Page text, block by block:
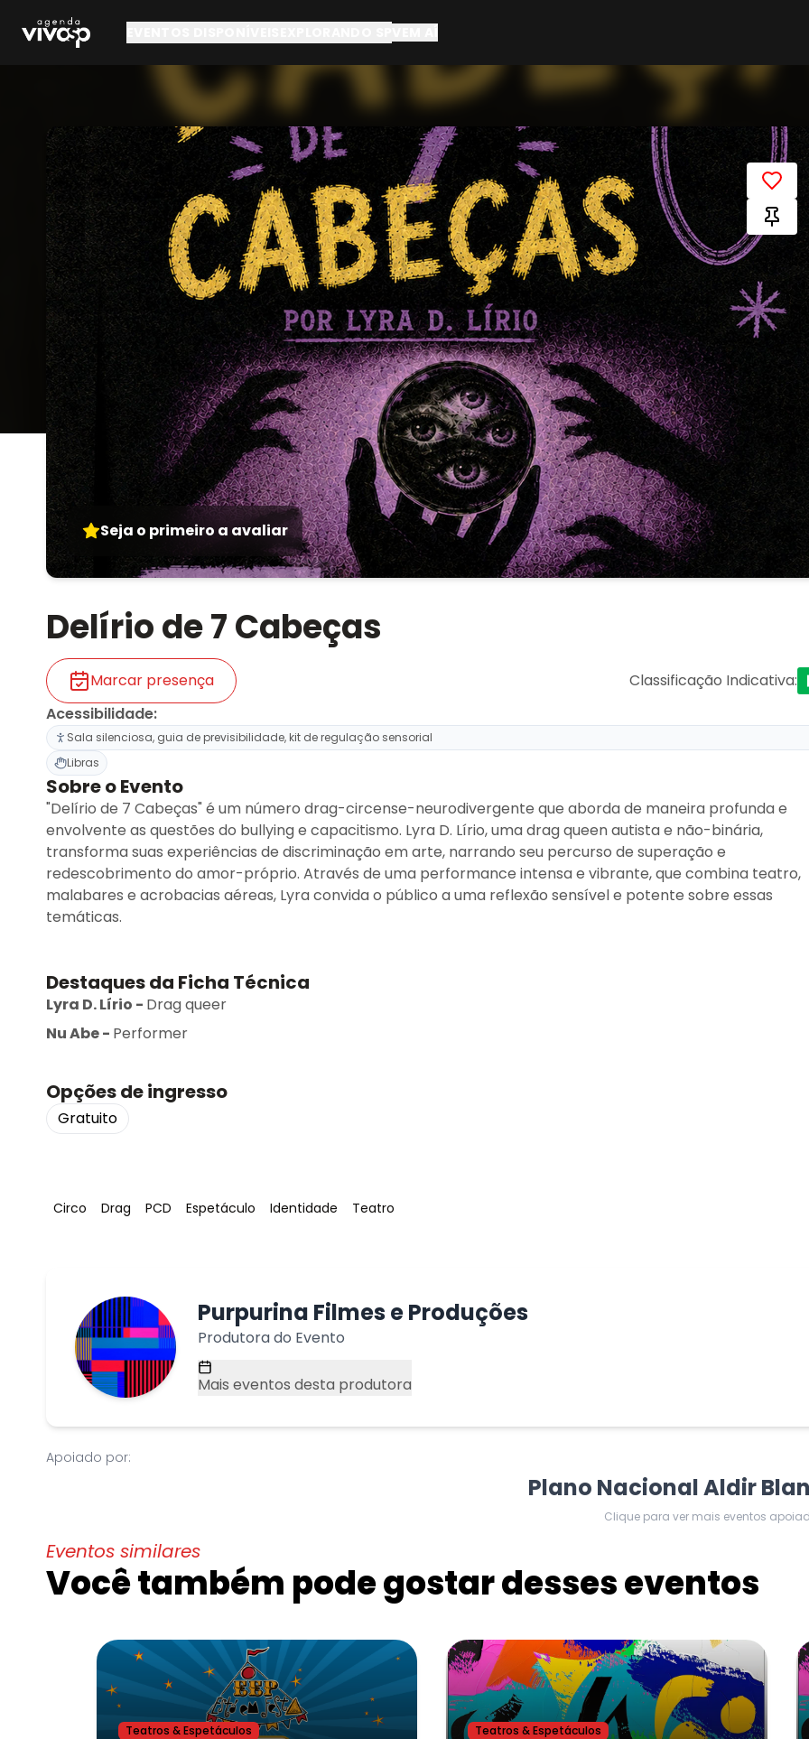
Seja o primeiro a avaliar
Delírio de 7 Cabeças
Marcar presença Classificação Indicativa:
Acessibilidade:
Sala silenciosa, guia de previsibilidade, kit de regulação sensorial
Libras
Sobre o Evento
"Delírio de 7 Cabeças" é um número drag-circense-neurodivergente que aborda de maneira profunda e
envolvente as questões do bullying e capacitismo. Lyra D. Lírio, uma drag queen autista e não-binária,
transforma suas experiências de discriminação em arte, narrando seu percurso de superação e
redescobrimento do amor-próprio. Através de uma performance intensa e vibrante, que combina teatro,
malabares e acrobacias aéreas, Lyra convida o público a uma reflexão sensível e potente sobre essas
temáticas.
Destaques da Ficha Técnica
Lyra D. Lírio - Drag queer
Nu Abe- Performer
Opções de ingresso
Gratuito
Tag:
Circo Tag:
Drag Tag:
PCD Tag:
Espetáculo Tag:
Identidade Tag:
Teatro
Purpurina Filmes e Produções
Produtora do Evento
Mais eventos desta produtora
Apoiado por:
Plano Nacional Aldir
Clique para ver mais eventos
Eventos similares
Você também pode gostar desses eventos
Teatros & Espetáculos Teatros & Espetáculos